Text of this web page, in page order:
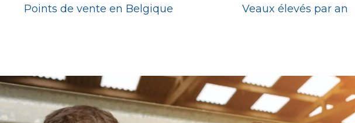
Points de vente en Belgique Veaux élevés par an